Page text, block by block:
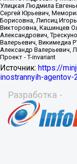
Источник: https://
inostrannyih-
Разработка -